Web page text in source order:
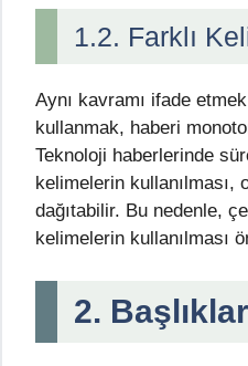
1.2. Farklı
Aynı kavramı ifade
kullanmak, haberi
Teknoloji haberlerinde
kelimelerin kullanılması,
dağıtabilir. Bu nedenle,
kelimelerin kullanılması
2.